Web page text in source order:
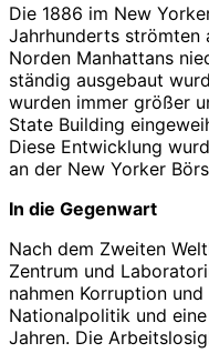
Die 1886 im New
Jahrhunderts strömten
Norden Manhattans
ständig ausgebaut
wurden immer größer
State Building
Diese Entwicklung
an der New Yorker
In die Gegenwart
Nach dem Zweiten
Zentrum und
nahmen Korruption
Nationalpolitik und
Jahren. Die